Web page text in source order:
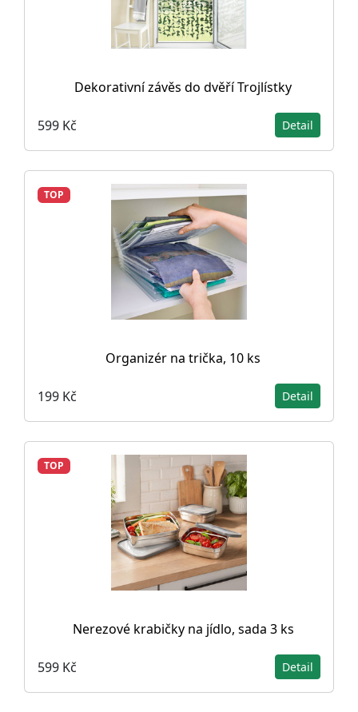
Dekorativní závěs do dvěří Trojlístky
599 Kč Detail
TOP
Organizér na trička, 10 ks
199 Kč Detail
TOP
Nerezové krabičky na jídlo, sada 3 ks
599 Kč Detail